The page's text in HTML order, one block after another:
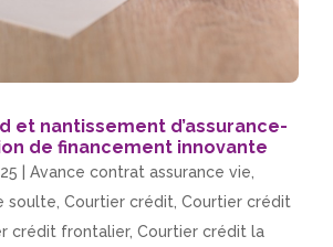
et nantissement d’assurance-
de financement innovante
|Avance contrat assurance vie
soulte ,Courtier crédit ,Courtier crédit
crédit frontalier,Courtier crédit la